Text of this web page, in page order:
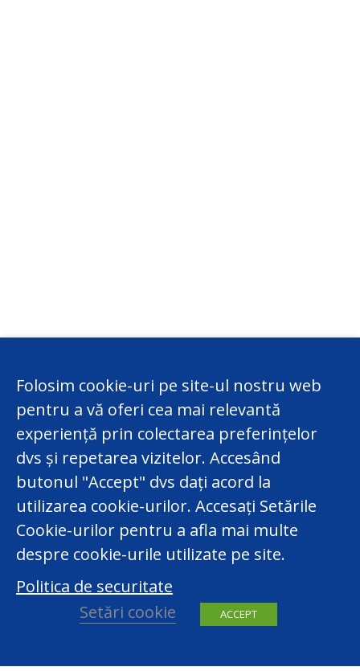
Folosim cookie-uri pe site-ul nostru web
pentru a vă oferi cea mai relevantă
experiență prin colectarea preferințelor
dvs și repetarea vizitelor. Accesând
butonul "Accept" dvs dați acord la
utilizarea cookie-urilor. Accesați Setările
Cookie-urilor pentru a afla mai multe
despre cookie-urile utilizate pe site.
Politica de securitate
Setări cookie
ACCEPT